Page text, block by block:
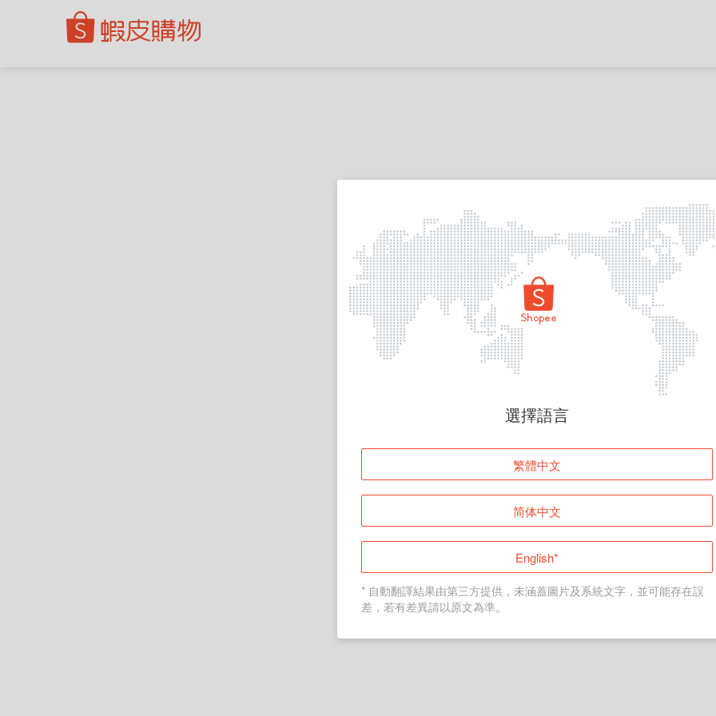
頁面無法顯示
登入
返回首頁
選擇語言
繁體中文
简体中文
English*
* 自動翻譯結果由第三方提供，未涵蓋圖片及系統文字，並可能存在誤
差，若有差異請以原文為準。